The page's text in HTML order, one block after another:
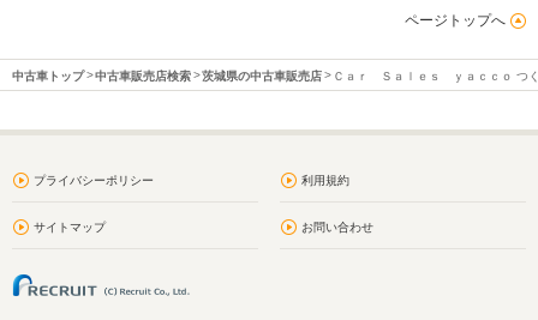
ページトップへ
中古車トップ 中古車販売店検索 茨城県の中古車販売店 Ｃａｒ Ｓａｌｅｓ ｙａｃｃｏ つ
プライバシーポリシー 利用規約
サイトマップ お問い合わせ